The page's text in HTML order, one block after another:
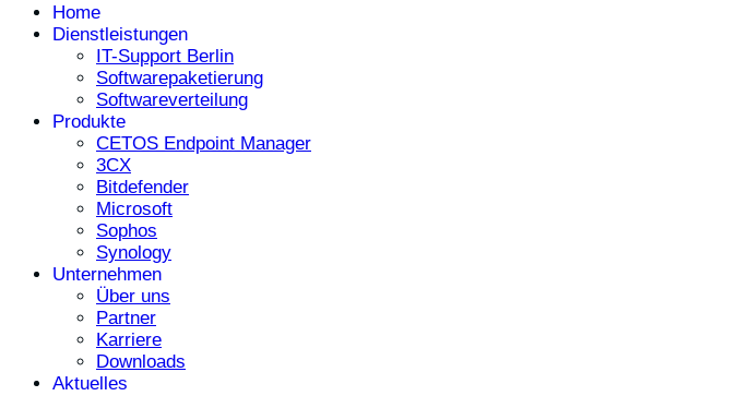
Home
Dienstleistungen
IT-Support Berlin
Softwarepaketierung
Softwareverteilung
Produkte
CETOS Endpoint Manager
3CX
Bitdefender
Microsoft
Sophos
Synology
Unternehmen
Über uns
Partner
Karriere
Downloads
Aktuelles